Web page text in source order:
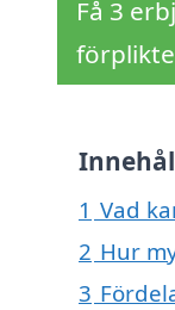
Få 3
1 Vad
2 Hur
3